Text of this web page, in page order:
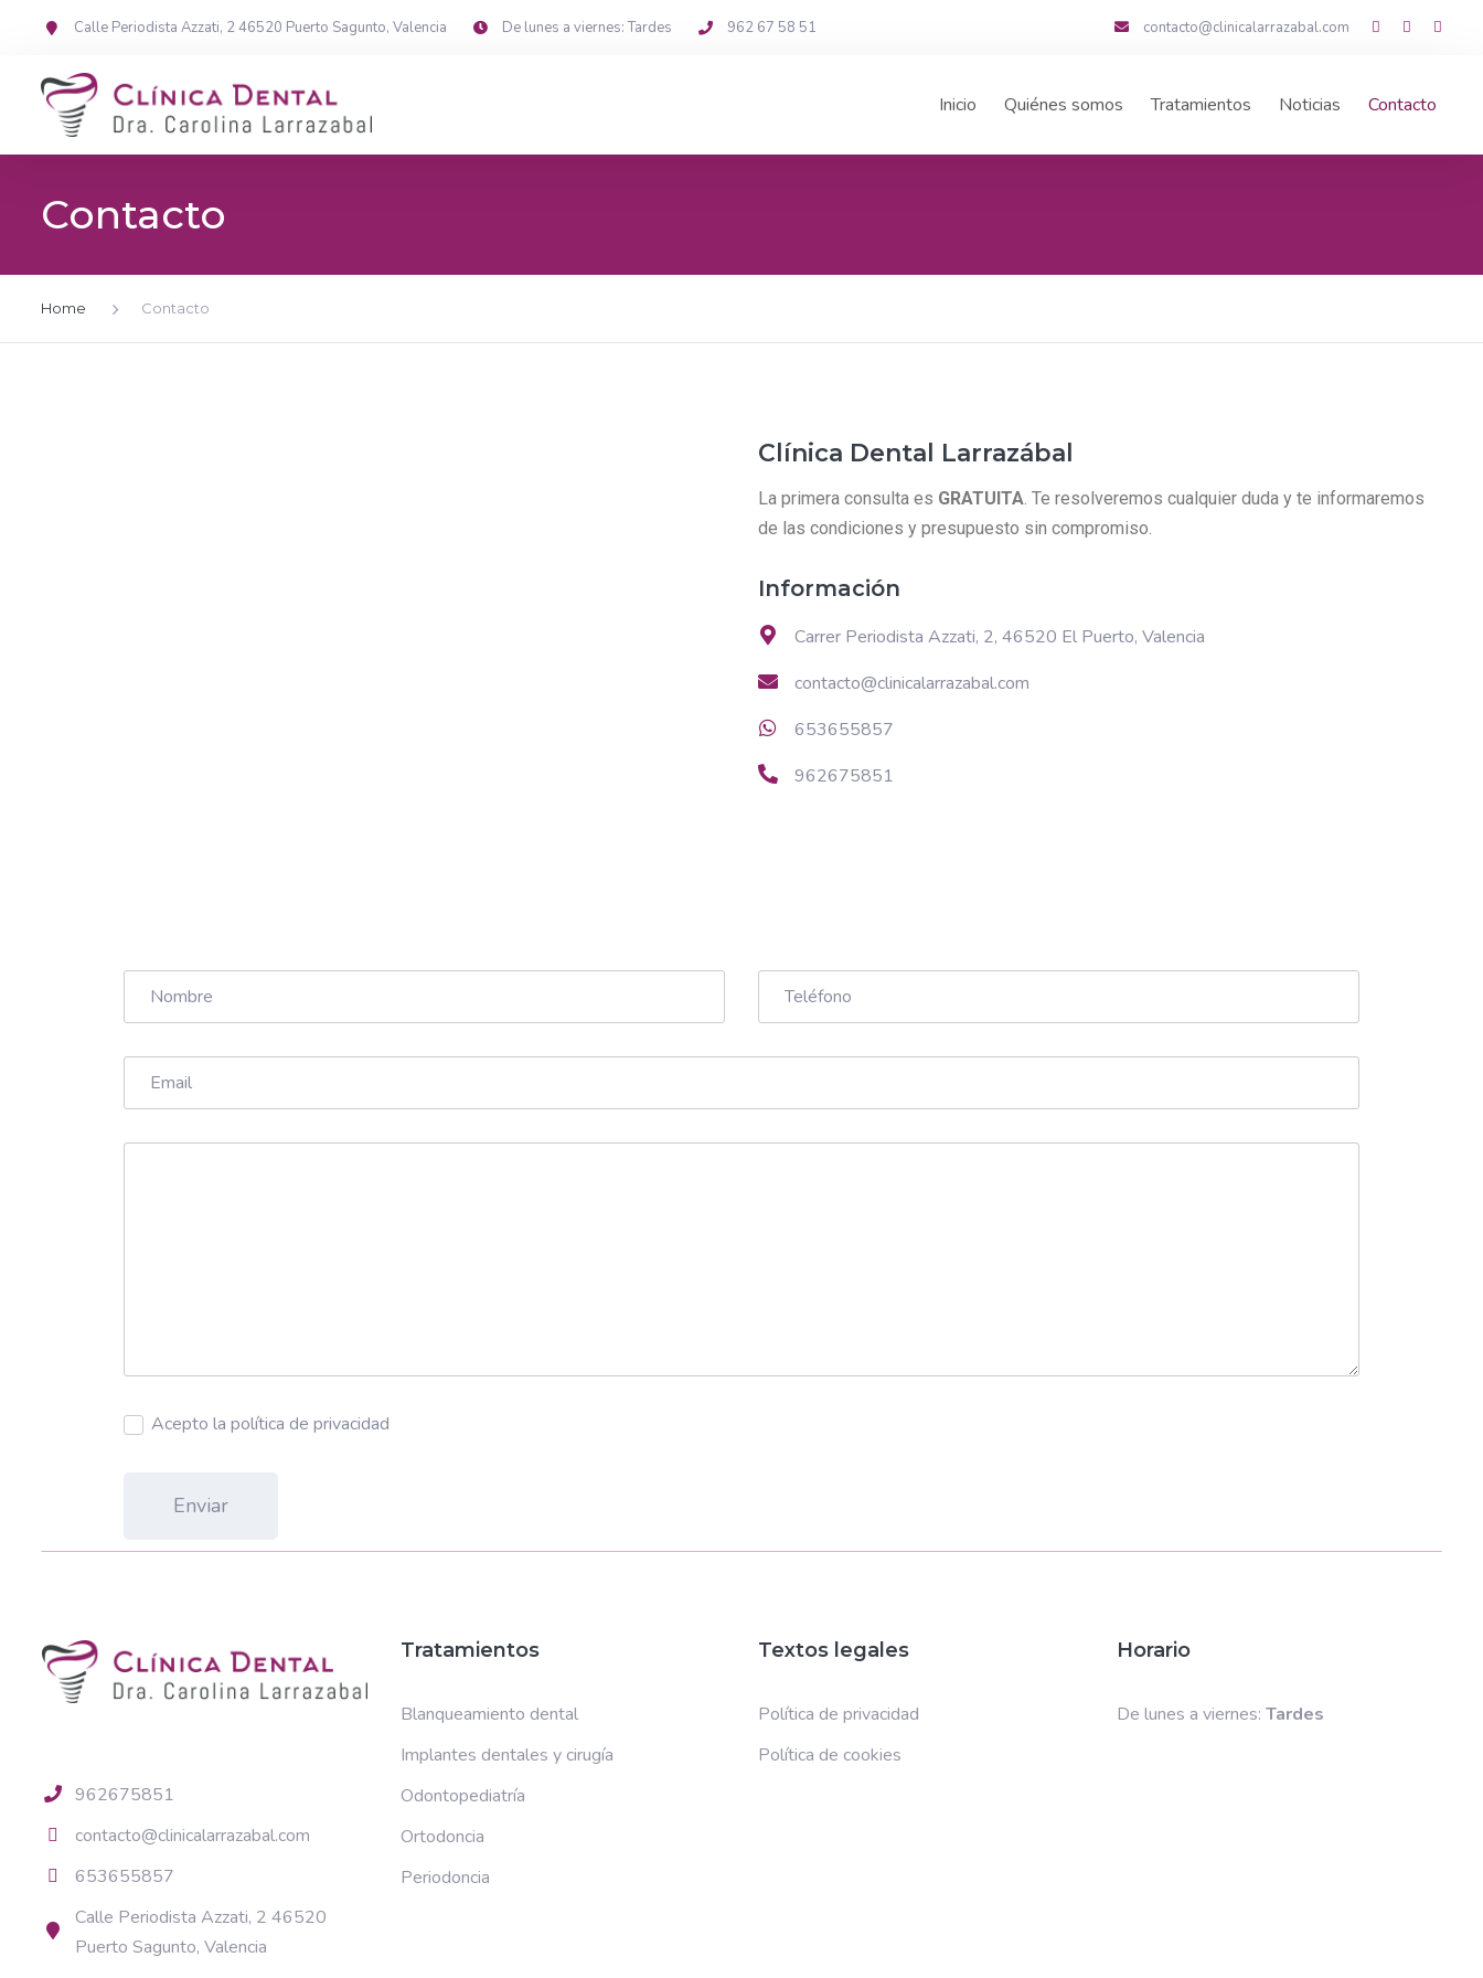
Calle Periodista Azzati, 2 46520 Puerto Sagunto, Valencia De lunes a viernes: Tardes 962 67 58 51 contacto@clinicalarrazabal.com
Inicio Quiénes somos Tratamientos Noticias Contacto
Contacto
Home Contacto
Clínica Dental Larrazábal
La primera consulta es GRATUITA . Te resolveremos cualquier duda y te informaremos
de las condiciones y presupuesto sin compromiso.
Información
Carrer Periodista Azzati, 2, 46520 El Puerto, Valencia
contacto@clinicalarrazabal.com
653655857
962675851
Acepto la política de privacidad
962675851
contacto@clinicalarrazabal.com
653655857
Calle Periodista Azzati, 2 46520
Puerto Sagunto, Valencia
Tratamientos
Blanqueamiento dental
Implantes dentales y cirugía
Odontopediatría
Ortodoncia
Periodoncia
Textos legales
Política de privacidad
Política de cookies
Horario
De lunes a viernes: Tardes